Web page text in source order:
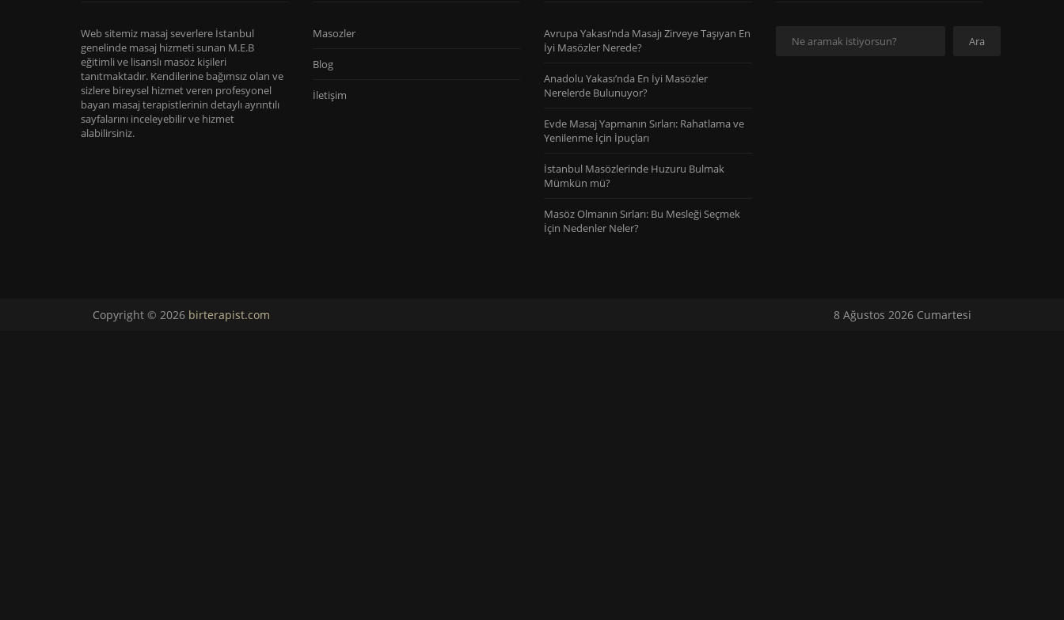
Web sitemiz masaj severlere İstanbul
genelinde masaj hizmeti sunan M.E.B
eğitimli ve lisanslı masöz kişileri
tanıtmaktadır. Kendilerine bağımsız olan ve
sizlere bireysel hizmet veren profesyonel
bayan masaj terapistlerinin detaylı ayrıntılı
sayfalarını inceleyebilir ve hizmet
alabilirsiniz.
Masozler
Blog
İletişim
Avrupa Yakası’nda Masajı Zirveye Taşıyan En
İyi Masözler Nerede?
Anadolu Yakası’nda En İyi Masözler
Nerelerde Bulunuyor?
Evde Masaj Yapmanın Sırları: Rahatlama ve
Yenilenme İçin İpuçları
İstanbul Masözlerinde Huzuru Bulmak
Mümkün mü?
Masöz Olmanın Sırları: Bu Mesleği Seçmek
İçin Nedenler Neler?
Ara
Copyright © 2026 birterapist.com 8 Ağustos 2026 Cumartesi